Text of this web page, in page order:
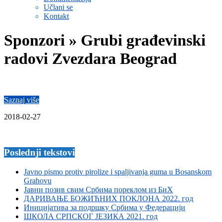
Učlani se
Kontakt
Sponzori » Grubi građevinski
radovi Zvezdara Beograd
Saznaj više
2018-02-27
Poslednji tekstovi
Javno pismo protiv pirolize i spaljivanja guma u Bosanskom
Grahovu
Јавни позив свим Србима пореклом из БиХ
ДАРИВАЊЕ БОЖИЋНИХ ПОКЛОНА 2022. год
Иницијатива за подршку Србима у Федерацији
ШКОЛА СРПСКОГ ЈЕЗИКА 2021. год